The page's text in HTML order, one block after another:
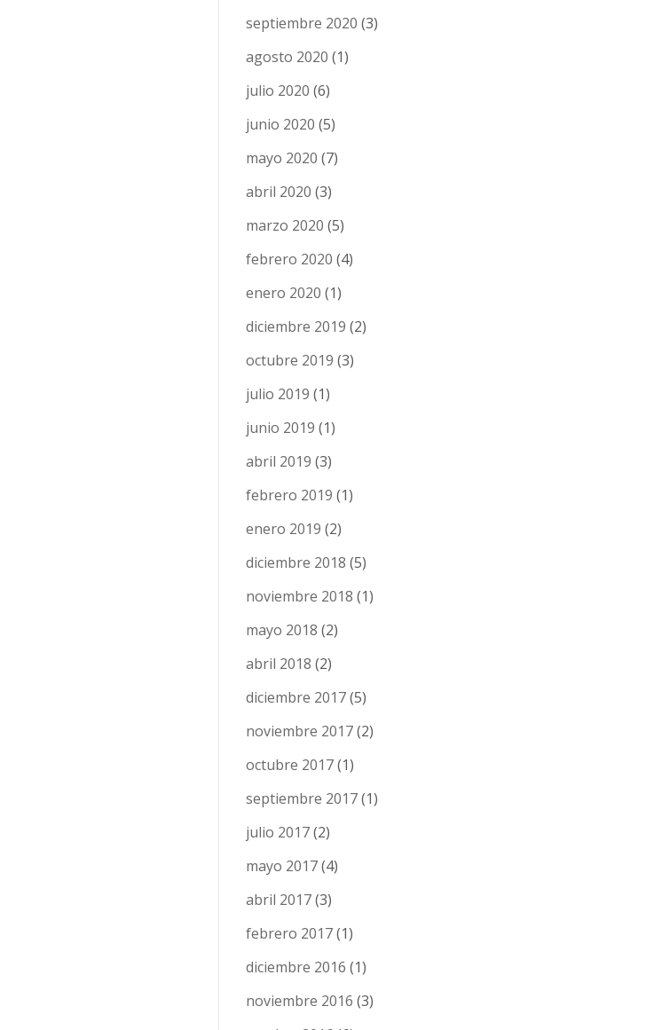
septiembre 2020 (3)
agosto 2020 (1)
julio 2020 (6)
junio 2020 (5)
mayo 2020 (7)
abril 2020 (3)
marzo 2020 (5)
febrero 2020 (4)
enero 2020 (1)
diciembre 2019 (2)
octubre 2019 (3)
julio 2019 (1)
junio 2019 (1)
abril 2019 (3)
febrero 2019 (1)
enero 2019 (2)
diciembre 2018 (5)
noviembre 2018 (1)
mayo 2018 (2)
abril 2018 (2)
diciembre 2017(5)
noviembre 2017(2)
octubre 2017(1)
septiembre 2017(1)
julio 2017(2)
mayo 2017(4)
abril 2017(3)
febrero 2017(1)
diciembre 2016 (1)
noviembre 2016 (3)